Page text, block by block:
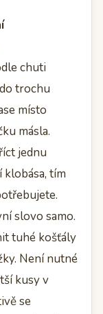
chuti
trochu
místo
másla.
jednu
tím
slovo samo.
tuhé košťály
Není nutné
kusy v
se